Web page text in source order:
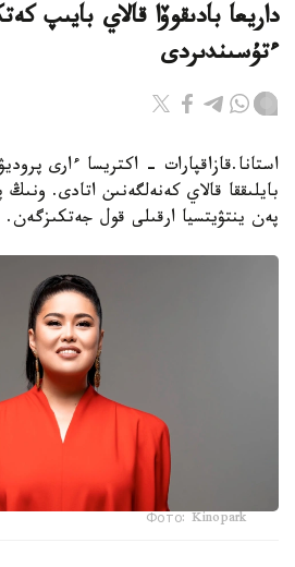
داريعا بادىقوۆا قالاي بايىپ
ءتۇسىندىردى
استانا.قازاقپارات - اكتريسا ءارى
بايلىققا قالاي كەنەلگەنىن اتادى.
پەن ينتۋيتسيا ارقىلى قول جەتكىزگەن.
Фото: Kinopark